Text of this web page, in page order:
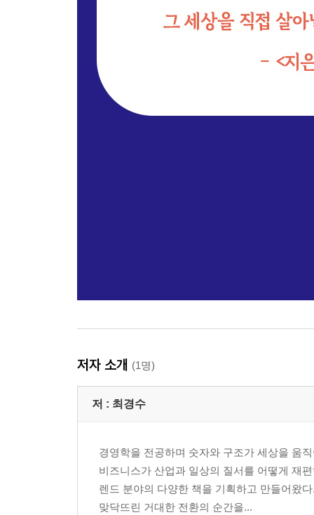
저자 소개 (1명)
저 : 최경수
경영학을 전공하며 숫자와 구조가 세상을 움
비즈니스가 산업과 일상의 질서를 어떻게 재
렌드 분야의 다양한 책을 기획하고 만들어왔
맞닥뜨린 거대한 전환의 순간을...